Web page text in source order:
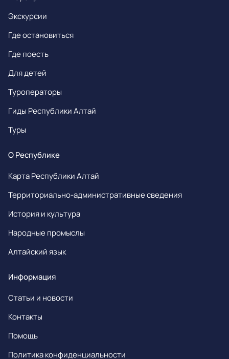
Экскурсии
Где остановиться
Где поесть
Для детей
Туроператоры
Гиды Республики Алтай
Туры
О Республике
Карта Республики Алтай
Территориально-административные сведения
История и культура
Народные промыслы
Алтайский язык
Информация
Статьи и новости
Контакты
Помощь
Политика конфиденциальности